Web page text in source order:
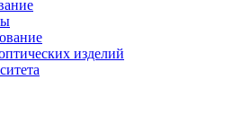
изделий